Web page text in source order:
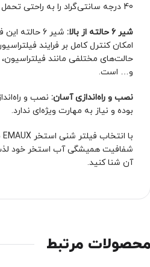
40 درجه سانتی‌گراد را به راحتی تحمل می‌کند.
شیر 6 حالته از بالا:
شیر 6 حالته
امکان کنترل کامل بر فرایند
حالت‌های مختلفی مانند
و… است.
نصب و راه‌اندازی آسان:نصب و
بوده و نیاز به مهارت ویژه‌ای ندارد.
شفافیت همیشگی آب استخر خود لذت
آن شنا کنید.
مرتبط